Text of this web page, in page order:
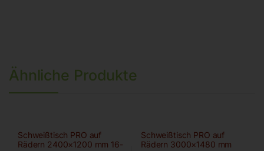
Ähnliche Produkte
Schweißtisch PRO auf
Rädern 2400×1200 mm 16-
Schweißtisch PRO auf
Rädern 3000×1480 mm